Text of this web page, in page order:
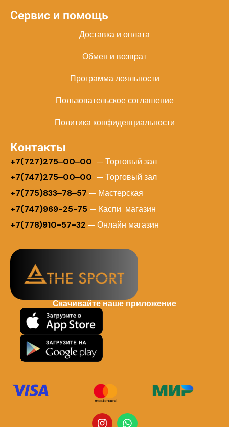
Сервис и помощь
Доставка и оплата
Обмен и возврат
Программа лояльности
Пользовательское соглашение
Политика конфиденциальности
Контакты
+7(727)275‒00‒00 — Торговый зал
+7(747)275‒00‒00 — Торговый зал
+7(775)833‒78‒57 — Мастерская
+7(747)969-25-75 — Каспи магазин
+7(778)910-57-32 — Онлайн магазин
Скачивайте наше приложение